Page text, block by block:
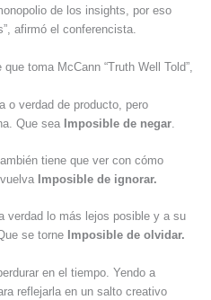
de los insights, por eso
afirmó el conferencista.
toma McCann “Truth Well Told”,
o verdad de producto, pero
Que sea Imposible de negar
tiene que ver con cómo
Imposible de ignorar.
verdad lo más lejos posible y a su
se torne Imposible de olvidar.
en el tiempo. Yendo a
reflejarla en un salto creativo